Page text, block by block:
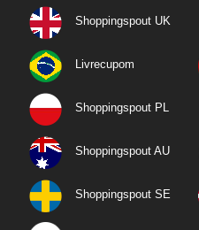
Shoppingspout UK
Livrecupom
Shoppingspout PL
Shoppingspout AU
Shoppingspout SE